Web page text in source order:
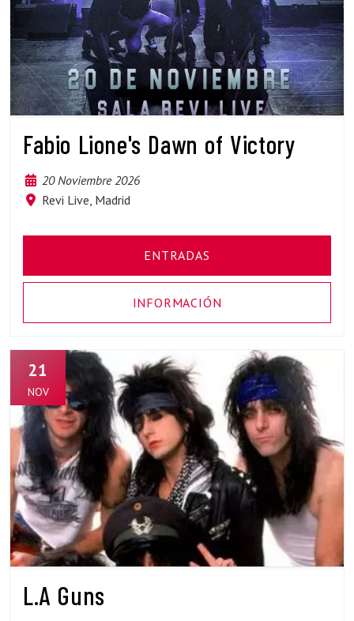
Fabio Lione's Dawn of Victory
20 Noviembre 2026
Revi Live, Madrid
ENTRADAS
INFORMACIÓN
21
NOV
L.A Guns